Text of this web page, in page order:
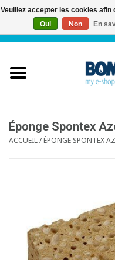
FR|
Service client
Éponge Spontex
ACCUEIL/ÉPONGE SPONTEX
Veuillez accepter les cookies
Oui
Non En